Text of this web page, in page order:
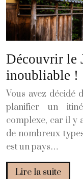
Découvrir le
inoubliable !
Vous avez décidé
planifier un
complexe, car il y
de nombreux
est un pays…
Lire la suite